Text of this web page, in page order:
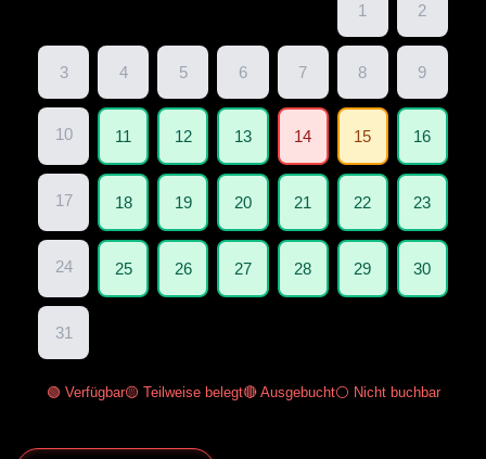
1 2
3 4 5 6 7 8 9
10 11 12 13 14 15 16
17 18 19 20 21 22 23
24 25 26 27 28 29 30
31
🟢 Verfügbar🟡 Teilweise belegt🔴 Ausgebucht⚪ Nicht buchbar